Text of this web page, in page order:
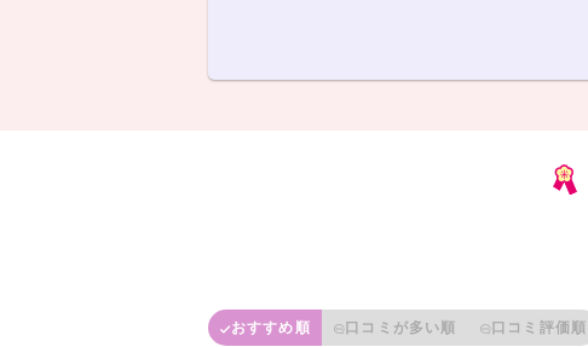
おすすめ順 口コミが多い順 口コミ評価順